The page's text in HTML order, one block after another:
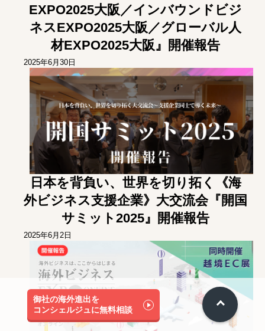
EXPO2025大阪／インバウンドビジ
ネスEXPO2025大阪／グローバル人
材EXPO2025大阪』開催報告
2025年6月30日
日本を背負い、世界を切り拓く《海
外ビジネス支援企業》大交流会『開国
サミット2025』開催報告
2025年6月2日
御社の海外進出を
コンシェルジュに無料相談